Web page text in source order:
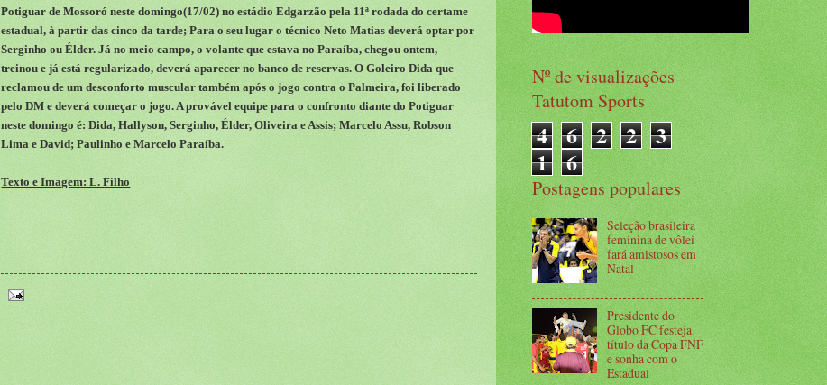
Potiguar de Mossoró neste domingo(17/02) no estádio Edgarzão pela 11ª rodada do certame
estadual, à partir das cinco da tarde; Para o seu lugar o técnico Neto Matias deverá optar por
Serginho ou Élder. Já no meio campo, o volante que estava no Paraíba, chegou ontem,
treinou e já está regularizado, deverá aparecer no banco de reservas. O Goleiro Dida que
reclamou de um desconforto muscular também após o jogo contra o Palmeira, foi liberado
pelo DM e deverá começar o jogo. A provável equipe para o confronto diante do Potiguar
neste domingo é:Dida, Hallyson, Serginho, Élder, Oliveira e Assis; Marcelo Assu, Robson
Lima eDavid;Paulinho e Marcelo Paraíba.
Texto e Imagem: L. Filho
Nº de visualizações
Tatutom Sports
4 6 2 2 3
1 6
Postagens populares
Seleção brasileira
feminina de vôlei
fará amistosos em
Natal
Presidente do
Globo FC festeja
título da Copa FNF
e sonha com o
Estadual